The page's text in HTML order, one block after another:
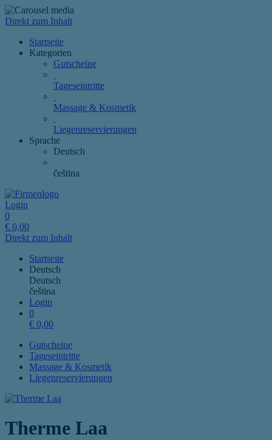
Direkt zum Inhalt
Startseite
Kategorien
Gutscheine
Tageseintritte
Massage & Kosmetik
Liegenreservierungen
Sprache
Deutsch
čeština
Login
0
€ 0,00
Direkt zum Inhalt
Startseite
Deutsch
Deutsch
čeština
Login
0
€ 0,00
Gutscheine
Tageseintritte
Massage & Kosmetik
Liegenreservierungen
Therme Laa